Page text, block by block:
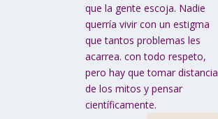
que la gente escoja. Nadie
querría vivir con un estigma
que tantos problemas les
acarrea. con todo respeto,
pero hay que tomar distancia
de los mitos y pensar
científicamente.